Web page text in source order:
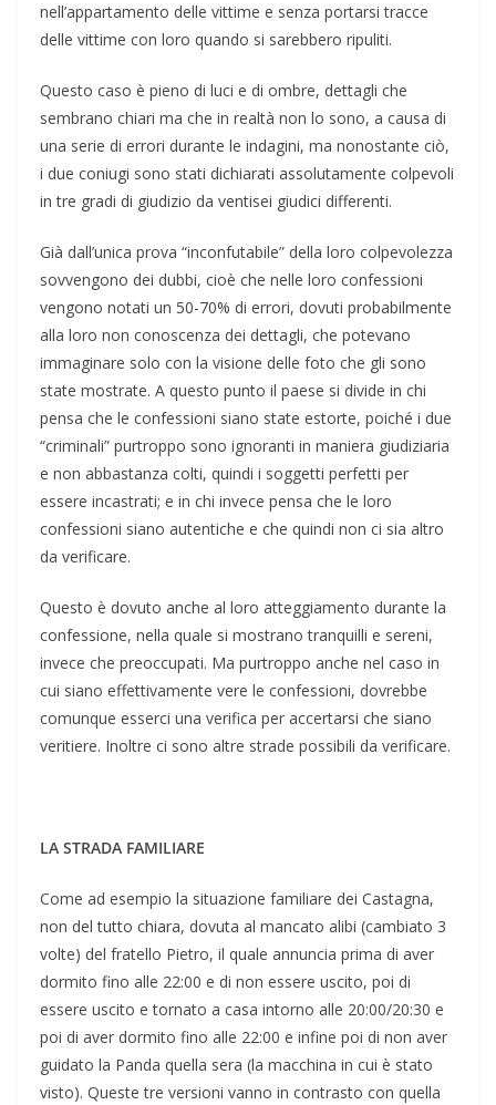
nell’appartamento delle vittime e senza portarsi tracce
delle vittime con loro quando si sarebbero ripuliti.
Questo caso è pieno di luci e di ombre, dettagli che
sembrano chiari ma che in realtà non lo sono, a causa di
una serie di errori durante le indagini, ma nonostante ciò,
i due coniugi sono stati dichiarati assolutamente colpevoli
in tre gradi di giudizio da ventisei giudici differenti.
Già dall’unica prova “inconfutabile” della loro colpevolezza
sovvengono dei dubbi, cioè che nelle loro confessioni
vengono notati un 50-70% di errori, dovuti probabilmente
alla loro non conoscenza dei dettagli, che potevano
immaginare solo con la visione delle foto che gli sono
state mostrate. A questo punto il paese si divide in chi
pensa che le confessioni siano state estorte, poiché i due
“criminali” purtroppo sono ignoranti in maniera giudiziaria
e non abbastanza colti, quindi i soggetti perfetti per
essere incastrati; e in chi invece pensa che le loro
confessioni siano autentiche e che quindi non ci sia altro
da verificare.
Questo è dovuto anche al loro atteggiamento durante la
confessione, nella quale si mostrano tranquilli e sereni,
invece che preoccupati. Ma purtroppo anche nel caso in
cui siano effettivamente vere le confessioni, dovrebbe
comunque esserci una verifica per accertarsi che siano
veritiere. Inoltre ci sono altre strade possibili da verificare.
LA STRADA FAMILIARE
Come ad esempio la situazione familiare dei Castagna,
non del tutto chiara, dovuta al mancato alibi (cambiato 3
volte) del fratello Pietro, il quale annuncia prima di aver
dormito fino alle 22:00 e di non essere uscito, poi di
essere uscito e tornato a casa intorno alle 20:00/20:30 e
poi di aver dormito fino alle 22:00 e infine poi di non aver
guidato la Panda quella sera (la macchina in cui è stato
visto). Queste tre versioni vanno in contrasto con quella